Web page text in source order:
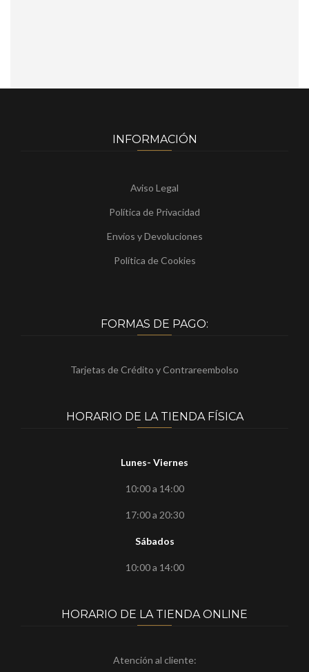
INFORMACIÓN
Aviso Legal
Política de Privacidad
Envíos y Devoluciones
Política de Cookies
FORMAS DE PAGO:
Tarjetas de Crédito y Contrareembolso
HORARIO DE LA TIENDA FÍSICA
Lunes- Viernes
10:00 a 14:00
17:00 a 20:30
Sábados
10:00 a 14:00
HORARIO DE LA TIENDA ONLINE
Atención al cliente: